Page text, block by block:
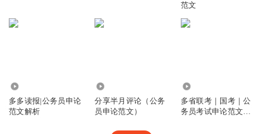
范文
多多读报|公务员申论
范文解析
分享半月评论（公务
员申论范文）
多省联考｜国考｜公
务员考试申论范文积